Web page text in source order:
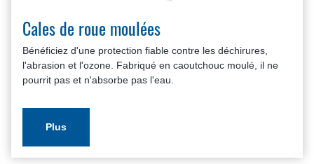
Cales de roue moulées
Bénéficiez d'une protection fiable contre les déchirures,
l'abrasion et l'ozone. Fabriqué en caoutchouc moulé, il ne
pourrit pas et n'absorbe pas l'eau.
Plus